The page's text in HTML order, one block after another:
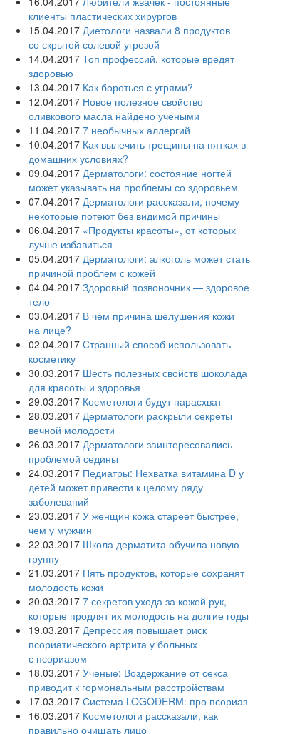
клиенты пластических хирургов
15.04.2017 Диетологи назвали 8 продуктов
со скрытой солевой угрозой
14.04.2017 Топ профессий, которые вредят
здоровью
13.04.2017 Как бороться с угрями?
12.04.2017 Новое полезное свойство
оливкового масла‍ найдено учеными
11.04.2017 7 необычных аллергий
10.04.2017 Как вылечить трещины на пятках в
домашних условиях?
09.04.2017 Дерматологи: состояние ногтей
может указывать на проблемы со здоровьем
07.04.2017 Дерматологи рассказали, почему
некоторые потеют без видимой причины
06.04.2017 «Продукты красоты», от которых
лучше избавиться
05.04.2017 Дерматологи: алкоголь может стать
причиной проблем с кожей
04.04.2017 Здоровый позвоночник — здоровое
тело
03.04.2017 В чем причина шелушения кожи
на лице?
02.04.2017 Cтранный способ использовать
косметику
30.03.2017 Шесть полезных свойств шоколада
для красоты и здоровья
29.03.2017 Косметологи будут нарасхват
28.03.2017 Дерматологи раскрыли секреты
вечной молодости
26.03.2017 Дерматологи заинтересовались
проблемой седины
24.03.2017 Педиатры: Нехватка витамина D у
детей может привести к целому ряду
заболеваний
23.03.2017 У женщин кожа стареет быстрее,
чем у мужчин
22.03.2017 Школа дерматита обучила новую
группу
21.03.2017 Пять продуктов, которые сохранят
молодость кожи
20.03.2017 7 секретов ухода за кожей рук,
которые продлят их молодость на долгие годы
19.03.2017 Депрессия повышает риск
псориатического артрита у больных
с псориазом
18.03.2017 Ученые: Воздержание от секса
приводит к гормональным расстройствам
17.03.2017 Система LOGODERM: про псориаз
16.03.2017 Косметологи рассказали, как
правильно очищать лицо